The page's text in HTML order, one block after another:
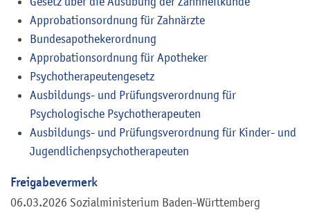
Approbationsordnung für Zahnärzte
Bundesapothekerordnung
Approbationsordnung für Apotheker
Psychotherapeutengesetz
Ausbildungs- und Prüfungsverordnung für
Psychologische Psychotherapeuten
Ausbildungs- und Prüfungsverordnung für Kinder- und
Jugendlichenpsychotherapeuten
Freigabevermerk
06.03.2026 Sozialministerium Baden-Württemberg